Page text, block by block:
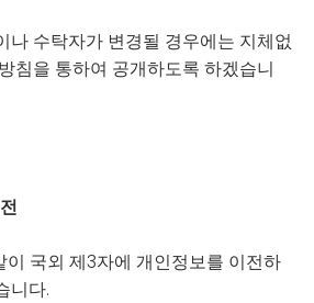
수탁자가 변경될 경우에는 지체없
침을 통하여 공개하도록 하겠습니
국외 제3자에 개인정보를 이전하
니다.